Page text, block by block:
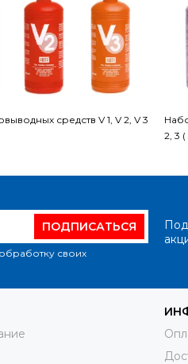
средств V 1, V 2, V 3
2, 3
ПОДПИСАТЬСЯ
своих